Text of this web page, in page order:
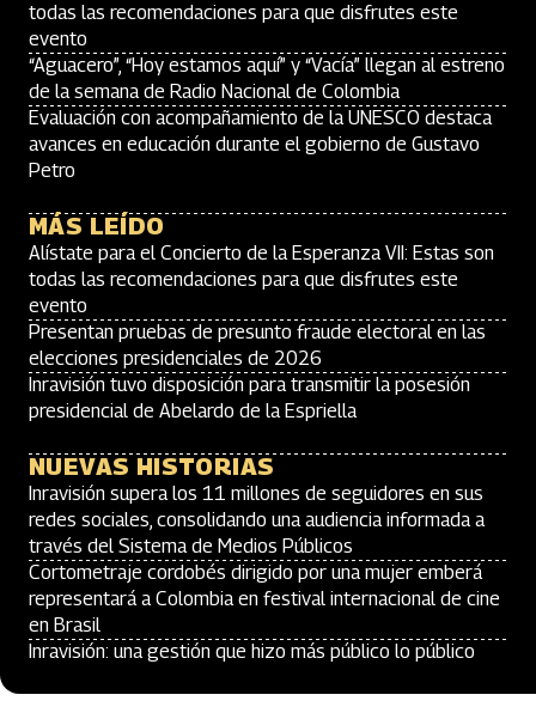
todas las recomendaciones para que disfrutes este
evento
“Aguacero”, “Hoy estamos aquí” y “Vacía” llegan al estreno
de la semana de Radio Nacional de Colombia
Evaluación con acompañamiento de la UNESCO destaca
avances en educación durante el gobierno de Gustavo
Petro
MÁS LEÍDO
Alístate para el Concierto de la Esperanza VII: Estas son
todas las recomendaciones para que disfrutes este
evento
Presentan pruebas de presunto fraude electoral en las
elecciones presidenciales de 2026
Inravisión tuvo disposición para transmitir la posesión
presidencial de Abelardo de la Espriella
NUEVAS HISTORIAS
Inravisión supera los 11 millones de seguidores en sus
redes sociales, consolidando una audiencia informada a
través del Sistema de Medios Públicos
Cortometraje cordobés dirigido por una mujer emberá
representará a Colombia en festival internacional de cine
en Brasil
Inravisión: una gestión que hizo más público lo público